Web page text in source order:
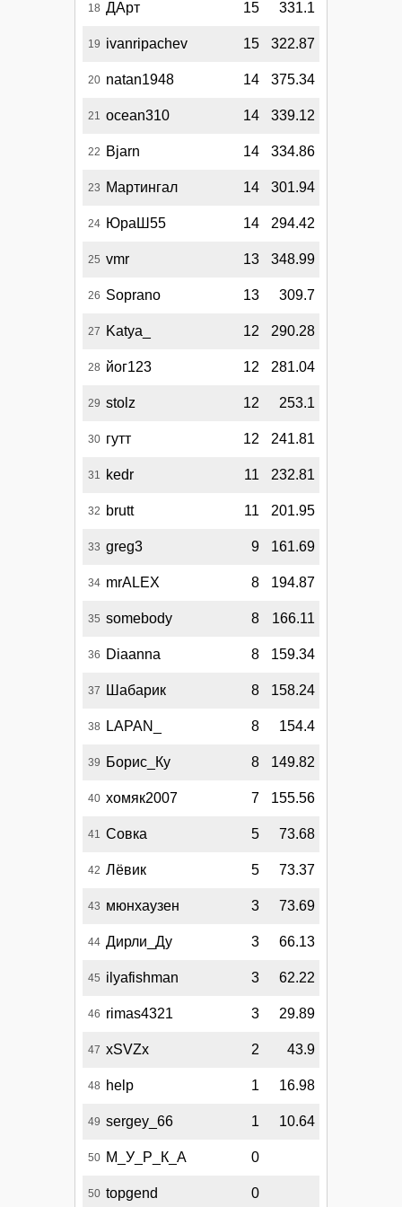
18 ДАрт 15 331.1
19 ivanripachev 15 322.87
20 natan1948 14 375.34
21 ocean310 14 339.12
22 Bjarn 14 334.86
23 Мартингал 14 301.94
24 ЮраШ55 14 294.42
25 vmr 13 348.99
26 Soprano 13 309.7
27 Katya_ 12 290.28
28 йог123 12 281.04
29 stolz 12 253.1
30 гутт 12 241.81
31 kedr 11 232.81
32 brutt 11 201.95
33 greg3 9 161.69
34 mrALEX 8 194.87
35 somebody 8 166.11
36 Diaanna 8 159.34
37 Шабарик 8 158.24
38 LAPAN_ 8 154.4
39 Борис_Ку 8 149.82
40 хомяк2007 7 155.56
41 Совка 5 73.68
42 Лёвик 5 73.37
43 мюнхаузен 3 73.69
44 Дирли_Ду 3 66.13
45 ilyafishman 3 62.22
46 rimas4321 3 29.89
47 xSVZx 2 43.9
48 help 1 16.98
49 sergey_66 1 10.64
50 М_У_Р_К_А 0
50 topgend 0